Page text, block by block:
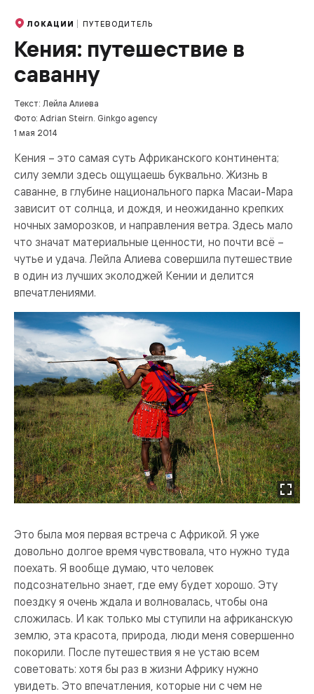
ЛОКАЦИИ ПУТЕВОДИТЕЛЬ
Кения: путешествие в
саванну
Текст: Лейла Алиева
Фото: Adrian Steirn. Ginkgo agency
1 мая 2014
Кения – это самая суть Африканского континента;
силу земли здесь ощущаешь буквально. Жизнь в
саванне, в глубине национального парка Масаи-Мара
зависит от солнца, и дождя, и неожиданно крепких
ночных заморозков, и направления ветра. Здесь мало
что значат материальные ценности, но почти всё –
чутье и удача. Лейла Алиева совершила путешествие
в один из лучших эколоджей Кении и делится
впечатлениями.
Это была моя первая встреча с Африкой. Я уже
довольно долгое время чувствовала, что нужно туда
поехать. Я вообще думаю, что человек
подсознательно знает, где ему будет хорошо. Эту
поездку я очень ждала и волновалась, чтобы она
сложилась. И как только мы ступили на африканскую
землю, эта красота, природа, люди меня совершенно
покорили. После путешествия я не устаю всем
советовать: хотя бы раз в жизни Африку нужно
увидеть. Это впечатления, которые ни с чем не